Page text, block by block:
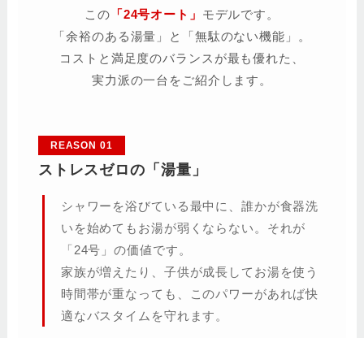
この 「24号オート」 モデルです。
「余裕のある湯量」と「無駄のない機能」。
コストと満足度のバランスが最も優れた、
実力派の一台をご紹介します。
REASON 01
ストレスゼロの「湯量」
シャワーを浴びている最中に、誰かが食器洗
いを始めてもお湯が弱くならない。それが
「24号」の価値です。
家族が増えたり、子供が成長してお湯を使う
時間帯が重なっても、このパワーがあれば快
適なバスタイムを守れます。